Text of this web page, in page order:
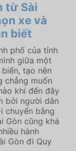
từ Sài
xe và
biết
phố của tỉnh
giữa một
tạo nên
chẳng muốn
khi đến đây
bởi người dân
chuyển bằng
Gòn cũng khá
hành
Gòn đi Quy